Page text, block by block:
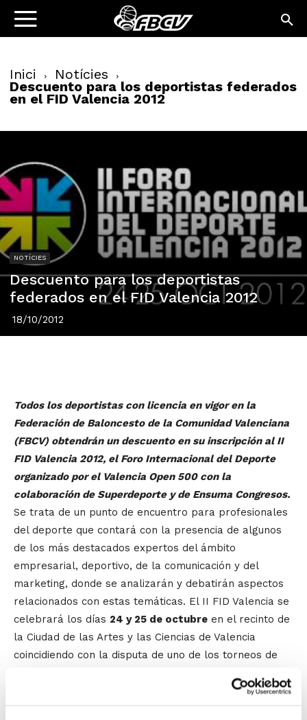
Inici Notícies
Descuento para los deportistas federados
en el FID Valencia 2012
NOTÍCIES
Descuento para los deportistas
federados en el FID Valencia 2012
18/10/2012
Todos los deportistas con licencia en vigor en la
Federación de Baloncesto de la Comunidad Valenciana
(FBCV) obtendrán un descuento en su inscripción al II
FID Valencia 2012, el Foro Internacional del Deporte
organizado por el Valencia Open 500 con la
colaboración de Superdeporte y de Ensuma Congresos.
Se trata de un punto de encuentro para profesionales
del deporte que contará con la presencia de algunos
de los más destacados expertos del ámbito
empresarial, deportivo, de la comunicación y del
marketing, donde se analizarán y debatirán aspectos
relacionados con estas temáticas. El II FID Valencia se
celebrará los días 24 y 25 de octubre en el recinto de
la Ciudad de las Artes y las Ciencias de Valencia
coincidiendo con la disputa de uno de los torneos de